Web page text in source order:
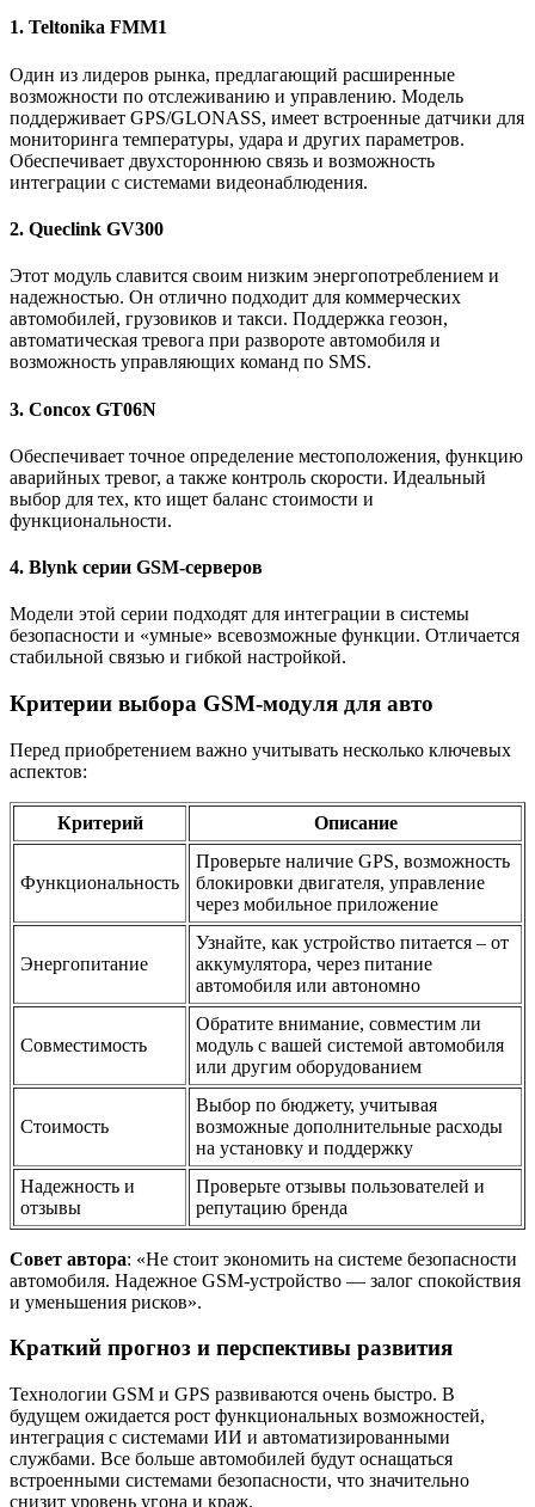
1. Teltonika FMM1
Один из лидеров рынка, предлагающий расширенные
возможности по отслеживанию и управлению. Модель
поддерживает GPS/GLONASS, имеет встроенные датчики для
мониторинга температуры, удара и других параметров.
Обеспечивает двухстороннюю связь и возможность
интеграции с системами видеонаблюдения.
2. Queclink GV300
Этот модуль славится своим низким энергопотреблением и
надежностью. Он отлично подходит для коммерческих
автомобилей, грузовиков и такси. Поддержка геозон,
автоматическая тревога при развороте автомобиля и
возможность управляющих команд по SMS.
3. Concox GT06N
Обеспечивает точное определение местоположения, функцию
аварийных тревог, а также контроль скорости. Идеальный
выбор для тех, кто ищет баланс стоимости и
функциональности.
4. Blynk серии GSM-серверов
Модели этой серии подходят для интеграции в системы
безопасности и «умные» всевозможные функции. Отличается
стабильной связью и гибкой настройкой.
Критерии выбора GSM-модуля для авто
Перед приобретением важно учитывать несколько ключевых
аспектов:
Критерий Описание
Функциональность
Проверьте наличие GPS, возможность
блокировки двигателя, управление
через мобильное приложение
Энергопитание
Узнайте, как устройство питается – от
аккумулятора, через питание
автомобиля или автономно
Совместимость
Обратите внимание, совместим ли
модуль с вашей системой автомобиля
или другим оборудованием
Стоимость
Выбор по бюджету, учитывая
возможные дополнительные расходы
на установку и поддержку
Надежность и
отзывы
Проверьте отзывы пользователей и
репутацию бренда
Совет автора: «Не стоит экономить на системе безопасности
автомобиля. Надежное GSM-устройство — залог спокойствия
и уменьшения рисков».
Краткий прогноз и перспективы развития
Технологии GSM и GPS развиваются очень быстро. В
будущем ожидается рост функциональных возможностей,
интеграция с системами ИИ и автоматизированными
службами. Все больше автомобилей будут оснащаться
встроенными системами безопасности, что значительно
снизит уровень угона и краж.